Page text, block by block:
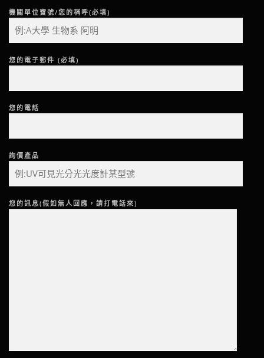
機關單位寶號/您的稱呼(必填)
您的電子郵件 (必填)
您的電話
詢價產品
您的訊息(假如無人回應，請打電話來)